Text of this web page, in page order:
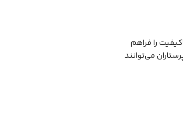
را فراهم
می‌توانند